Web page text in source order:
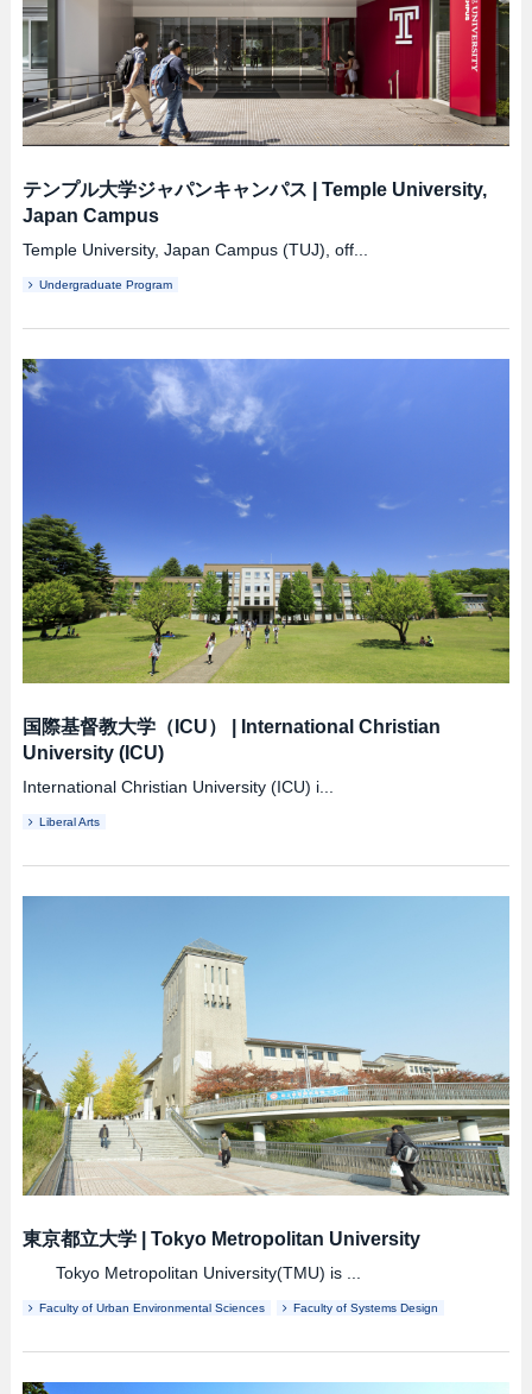
テンプル大学ジャパンキャンパス
Temple University,
Japan Campus
Temple University, Japan Campus (TUJ), off...
Undergraduate Program
国際基督教大学（ICU）
International Christian
University (ICU)
International Christian University (ICU) i...
Liberal Arts
東京都立大学| Tokyo Metropolitan University
Tokyo Metropolitan University(TMU) is ...
Faculty of Urban Environmental Sciences Faculty of Systems Design